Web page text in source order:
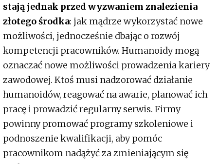
stają jednak przed wyzwaniem znalezienia
złotego środka: jak mądrze wykorzystać nowe
możliwości, jednocześnie dbając o rozwój
kompetencji pracowników. Humanoidy mogą
oznaczać nowe możliwości prowadzenia kariery
zawodowej. Ktoś musi nadzorować działanie
humanoidów, reagować na awarie, planować ich
pracę i prowadzić regularny serwis. Firmy
powinny promować programy szkoleniowe i
podnoszenie kwalifikacji, aby pomóc
pracownikom nadążyć za zmieniającym się